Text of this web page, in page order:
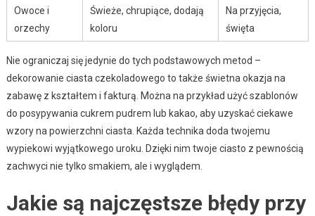
Owoce i
orzechy
Świeże, chrupiące, dodają
koloru
Na przyjęcia,
święta
Nie ograniczaj się jedynie do tych podstawowych metod –
dekorowanie ciasta czekoladowego to także świetna okazja na
zabawę z kształtem i fakturą. Można na przykład użyć szablonów
do posypywania cukrem pudrem lub kakao, aby uzyskać ciekawe
wzory na powierzchni ciasta. Każda technika doda twojemu
wypiekowi wyjątkowego uroku. Dzięki nim twoje ciasto z pewnością
zachwyci nie tylko smakiem, ale i wyglądem.
Jakie są najczęstsze błędy przy